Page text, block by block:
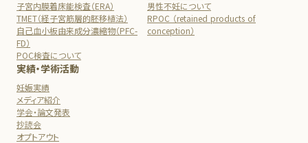
子宮内膜着床能検査（ERA）
TMET（経子宮筋層的胚移植法）
自己血小板由来成分濃縮物（PFC-
FD）
POC検査について
男性不妊について
RPOC （retained products of
conception）
実績・学術活動
妊娠実績
メディア紹介
学会・論文発表
抄読会
オプトアウト